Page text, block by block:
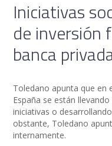
Iniciativas
de inversión
banca
Toledano apunta que en
España se están
iniciativas o
obstante, Toledano
internamente.